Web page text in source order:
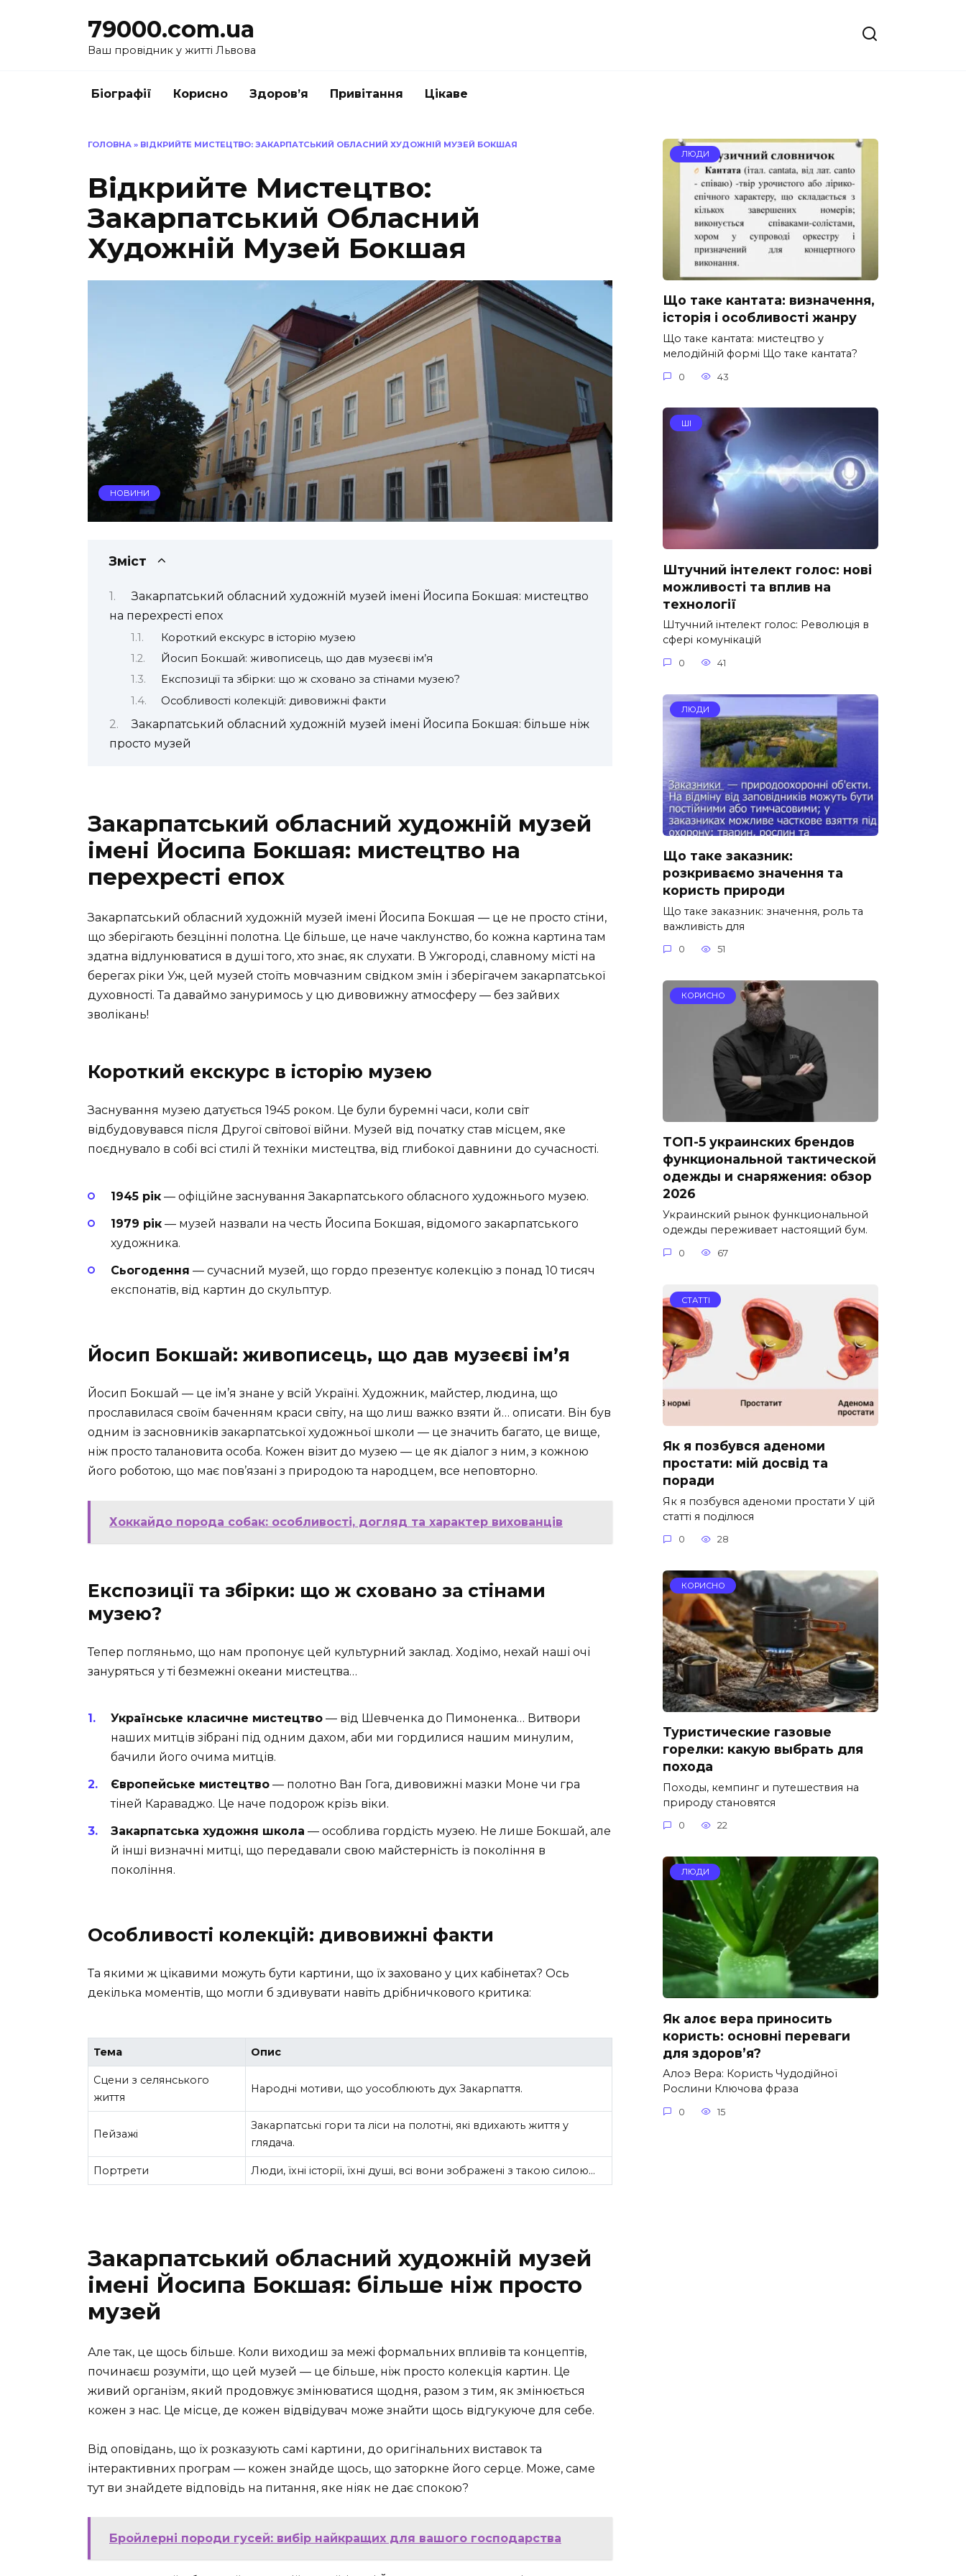
79000.com.ua
Ваш провідник у житті Львова
Біографії Корисно Здоров’я Привітання Цікаве
ГОЛОВНА » ВІДКРИЙТЕ МИСТЕЦТВО: ЗАКАРПАТСЬКИЙ ОБЛАСНИЙ ХУДОЖНІЙ МУЗЕЙ БОКШАЯ
Відкрийте Мистецтво:
Закарпатський Обласний
Художній Музей Бокшая
НОВИНИ
Зміст
Закарпатський обласний художній музей імені Йосипа Бокшая: мистецтво
на перехресті епох
Короткий екскурс в історію музею
Йосип Бокшай: живописець, що дав музеєві ім’я
Експозиції та збірки: що ж сховано за стінами музею?
Особливості колекцій: дивовижні факти
Закарпатський обласний художній музей імені Йосипа Бокшая: більше ніж
просто музей
Закарпатський обласний художній музей
імені Йосипа Бокшая: мистецтво на
перехресті епох
Закарпатський обласний художній музей імені Йосипа Бокшая — це не просто стіни,
що зберігають безцінні полотна. Це більше, це наче чаклунство, бо кожна картина там
здатна відлунюватися в душі того, хто знає, як слухати. В Ужгороді, славному місті на
берегах ріки Уж, цей музей стоїть мовчазним свідком змін і зберігачем закарпатської
духовності. Та даваймо зануримось у цю дивовижну атмосферу — без зайвих
зволікань!
Короткий екскурс в історію музею
Заснування музею датується 1945 роком. Це були буремні часи, коли світ
відбудовувався після Другої світової війни. Музей від початку став місцем, яке
поєднувало в собі всі стилі й техніки мистецтва, від глибокої давнини до сучасності.
1945 рік — офіційне заснування Закарпатського обласного художнього музею.
1979 рік — музей назвали на честь Йосипа Бокшая, відомого закарпатського
художника.
Сьогодення — сучасний музей, що гордо презентує колекцію з понад 10 тисяч
експонатів, від картин до скульптур.
Йосип Бокшай: живописець, що дав музеєві ім’я
Йосип Бокшай — це ім’я знане у всій Україні. Художник, майстер, людина, що
прославилася своїм баченням краси світу, на що лиш важко взяти й… описати. Він був
одним із засновників закарпатської художньої школи — це значить багато, це вище,
ніж просто талановита особа. Кожен візит до музею — це як діалог з ним, з кожною
його роботою, що має пов’язані з природою та народцем, все неповторно.
Хоккайдо порода собак: особливості, догляд та характер вихованців
Експозиції та збірки: що ж сховано за стінами
музею?
Тепер погляньмо, що нам пропонує цей культурний заклад. Ходімо, нехай наші очі
зануряться у ті безмежні океани мистецтва…
Українське класичне мистецтво — від Шевченка до Пимоненка… Витвори
наших митців зібрані під одним дахом, аби ми гордилися нашим минулим,
бачили його очима митців.
Європейське мистецтво — полотно Ван Гога, дивовижні мазки Моне чи гра
тіней Караваджо. Це наче подорож крізь віки.
Закарпатська художня школа — особлива гордість музею. Не лише Бокшай, але
й інші визначні митці, що передавали свою майстерність із покоління в
покоління.
Особливості колекцій: дивовижні факти
Та якими ж цікавими можуть бути картини, що їх заховано у цих кабінетах? Ось
декілька моментів, що могли б здивувати навіть дрібничкового критика:
Тема Опис
Сцени з селянського
життя
Народні мотиви, що уособлюють дух Закарпаття.
Пейзажі
Закарпатські гори та ліси на полотні, які вдихають життя у
глядача.
Портрети Люди, їхні історії, їхні душі, всі вони зображені з такою силою…
Закарпатський обласний художній музей
імені Йосипа Бокшая: більше ніж просто
музей
Але так, це щось більше. Коли виходиш за межі формальних впливів та концептів,
починаєш розуміти, що цей музей — це більше, ніж просто колекція картин. Це
живий організм, який продовжує змінюватися щодня, разом з тим, як змінюється
кожен з нас. Це місце, де кожен відвідувач може знайти щось відгукуюче для себе.
Від оповідань, що їх розказують самі картини, до оригінальних виставок та
інтерактивних програм — кожен знайде щось, що заторкне його серце. Може, саме
тут ви знайдете відповідь на питання, яке ніяк не дає спокою?
Бройлерні породи гусей: вибір найкращих для вашого господарства
ЛЮДИ
Що таке кантата: визначення,
історія і особливості жанру
Що таке кантата: мистецтво у
мелодійній формі Що таке кантата?
0 43
ШІ
Штучний інтелект голос: нові
можливості та вплив на
технології
Штучний інтелект голос: Революція в
сфері комунікацій
0 41
ЛЮДИ
Що таке заказник:
розкриваємо значення та
користь природи
Що таке заказник: значення, роль та
важливість для
0 51
КОРИСНО
ТОП-5 украинских брендов
функциональной тактической
одежды и снаряжения: обзор
2026
Украинский рынок функциональной
одежды переживает настоящий бум.
0 67
СТАТТІ
Як я позбувся аденоми
простати: мій досвід та
поради
Як я позбувся аденоми простати У цій
статті я поділюся
0 28
КОРИСНО
Туристические газовые
горелки: какую выбрать для
похода
Походы, кемпинг и путешествия на
природу становятся
0 22
ЛЮДИ
Як алоє вера приносить
користь: основні переваги
для здоров’я?
Алоэ Вера: Користь Чудодійної
Рослини Ключова фраза
0 15